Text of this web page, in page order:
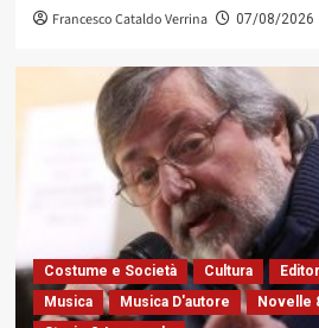
Francesco Cataldo Verrina 07/08/2026
Costume e Società Cultura
Musica
Musica D'autore
Novelle